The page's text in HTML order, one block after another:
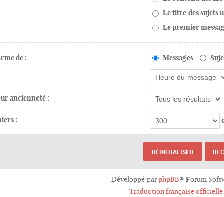
Le titre des sujets
Le premier
de : Messages
ancienneté :
:
Développé parphpBB® Forum
Traduction française officielle